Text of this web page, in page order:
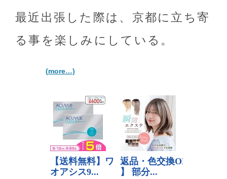
最近出張した際は、京都に立ち寄
る事を楽しみにしている。
(more…)